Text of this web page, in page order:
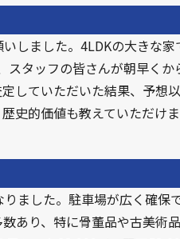
しました。4LDKの大きな
タッフの皆さんが朝早く
していただいた結果、予想
史的価値も教えていただけ
ました。駐車場が広く確保
あり、特に骨董品や古美